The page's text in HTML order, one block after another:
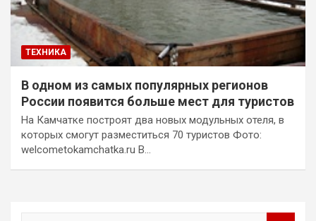
ТЕХНИКА
В одном из самых популярных регионов
России появится больше мест для туристов
На Камчатке построят два новых модульных отеля, в
которых смогут разместиться 70 туристов Фото:
welcometokamchatka.ru В…